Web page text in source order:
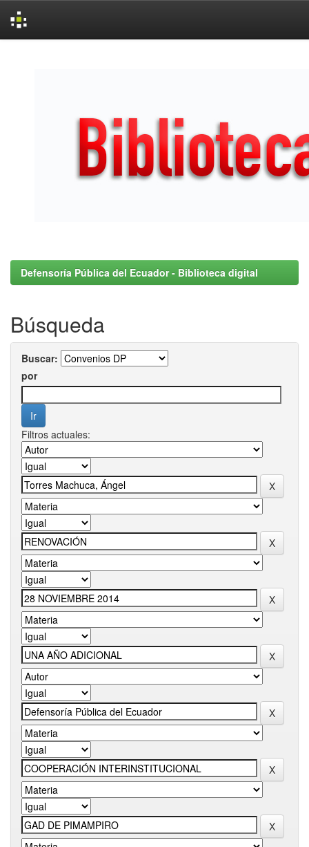
Defensoría Pública del Ecuador - Biblioteca digital
Búsqueda
Buscar:
por
Filtros actuales: